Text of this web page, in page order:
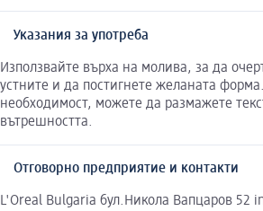
Указания за употреба
Използвайте върха на молива, за да
устните и да постигнете желаната
необходимост, можете да размажете
вътрешността.
Отговорно предприятие и контакти
L'Oreal Bulgaria бул.Никола Вапцаров 52